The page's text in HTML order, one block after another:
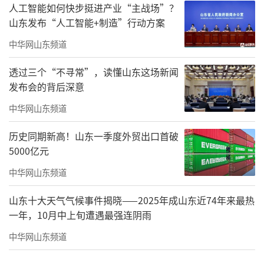
2023年以来，新青年音乐节已成功落地泗
水、泰安、潍坊、济南，并在齐鲁大地掀起地
表最强音。而下一站，新青年音乐节还将走
进“江北水城”聊城与“帆船之都”青岛，在
夏末与初秋为广大乐迷们联袂奉献多场精彩绝
伦的音乐盛宴。
人工智能如何快步挺进产业“主战场”？
山东发布“人工智能+制造”行动方案
中华网山东频道
透过三个“不寻常”，读懂山东这场新闻
发布会的背后深意
中华网山东频道
历史同期新高！山东一季度外贸出口首破
5000亿元
中华网山东频道
山东十大天气气候事件揭晓——2025年成山东近74年来最热
一年，10月中上旬遭遇最强连阴雨
中华网山东频道